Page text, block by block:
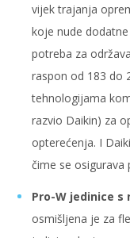
vijek trajanja
koje nude
potreba za
raspon od 183 do
tehnologijama
razvio Daikin) za
opterećenja. I
čime se osigurava
Pro-W jedinice
osmišljena je za